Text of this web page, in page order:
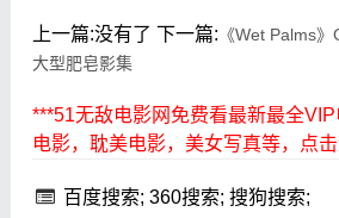
上一篇:没有了 下一篇: 《Wet Palms
大型肥皂影集
***51无敌电影网免费看最新最全VIP
电影，耽美电影，美女写真等，点
百度搜索; 360搜索; 搜狗搜索;